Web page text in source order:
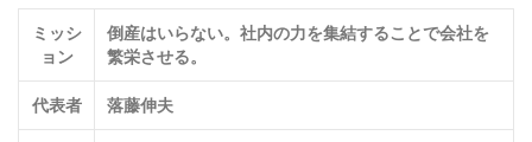
ミッシ
ョン
倒産はいらない。社内の力を集結することで会社を
繁栄させる。
代表者 落藤伸夫